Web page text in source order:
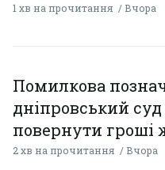
1 хв на прочитання Вчора
Помилкова
дніпровський
повернути гроші
2 хв на прочитання Вчора